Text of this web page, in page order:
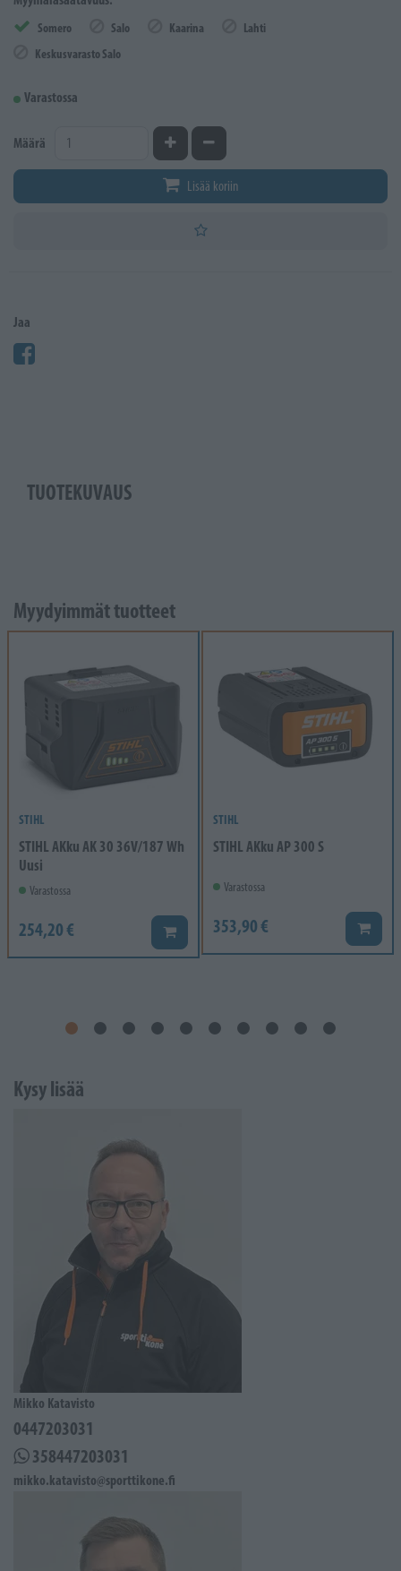
Somero Salo Kaarina
Lahti
Keskusvarasto Salo
Varastossa
Määrä Kasvata määrääVähennä määrää
Lisää koriin
Jaa
TUOTEKUVAUS
Myydyimmät tuotteet
STIHL
STIHL AKku AK 30 36V/187 Wh
Uusi
Varastossa
254,20 € Lisää koriin
STIHL
STIHL AKku AP 300 S
Varastossa
353,90 € Lisää
Kysy lisää
Mikko Katavisto
0447203031
358447203031
mikko.katavisto@sporttikone.fi